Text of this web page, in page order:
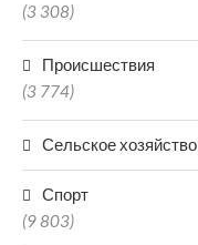
(3 308)
Происшествия
(3 774)
Сельское хозяйство
Спорт
(9 803)